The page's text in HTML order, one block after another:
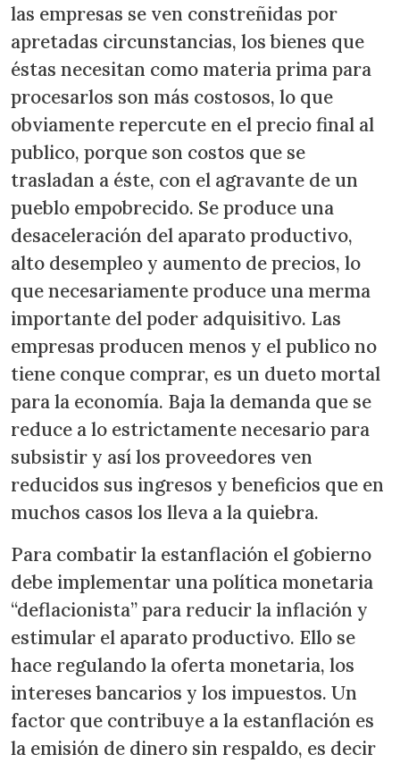
las empresas se ven constreñidas por
apretadas circunstancias, los bienes que
éstas necesitan como materia prima para
procesarlos son más costosos, lo que
obviamente repercute en el precio final al
publico, porque son costos que se
trasladan a éste, con el agravante de un
pueblo empobrecido. Se produce una
desaceleración del aparato productivo,
alto desempleo y aumento de precios, lo
que necesariamente produce una merma
importante del poder adquisitivo. Las
empresas producen menos y el publico no
tiene conque comprar, es un dueto mortal
para la economía. Baja la demanda que se
reduce a lo estrictamente necesario para
subsistir y así los proveedores ven
reducidos sus ingresos y beneficios que en
muchos casos los lleva a la quiebra.
Para combatir la estanflación el gobierno
debe implementar una política monetaria
“deflacionista” para reducir la inflación y
estimular el aparato productivo. Ello se
hace regulando la oferta monetaria, los
intereses bancarios y los impuestos. Un
factor que contribuye a la estanflación es
la emisión de dinero sin respaldo, es decir